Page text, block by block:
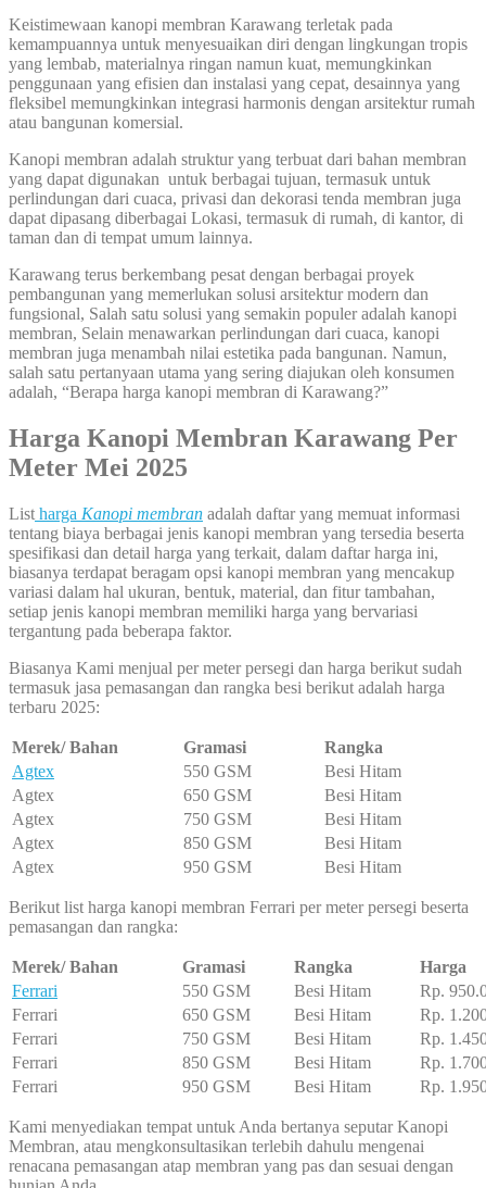
Keistimewaan kanopi membran Karawang terletak pada
kemampuannya untuk menyesuaikan diri dengan lingkungan tropis
yang lembab, materialnya ringan namun kuat, memungkinkan
penggunaan yang efisien dan instalasi yang cepat, desainnya yang
fleksibel memungkinkan integrasi harmonis dengan arsitektur rumah
atau bangunan komersial.
Kanopi membran adalah struktur yang terbuat dari bahan membran
yang dapat digunakan untuk berbagai tujuan, termasuk untuk
perlindungan dari cuaca, privasi dan dekorasi tenda membran juga
dapat dipasang diberbagai Lokasi, termasuk di rumah, di kantor, di
taman dan di tempat umum lainnya.
Karawang terus berkembang pesat dengan berbagai proyek
pembangunan yang memerlukan solusi arsitektur modern dan
fungsional, Salah satu solusi yang semakin populer adalah kanopi
membran, Selain menawarkan perlindungan dari cuaca, kanopi
membran juga menambah nilai estetika pada bangunan. Namun,
salah satu pertanyaan utama yang sering diajukan oleh konsumen
adalah, “Berapa harga kanopi membran di Karawang?”
Harga Kanopi Membran Karawang Per
Meter Mei 2025
List harga Kanopi membran adalah daftar yang memuat informasi
tentang biaya berbagai jenis kanopi membran yang tersedia beserta
spesifikasi dan detail harga yang terkait, dalam daftar harga ini,
biasanya terdapat beragam opsi kanopi membran yang mencakup
variasi dalam hal ukuran, bentuk, material, dan fitur tambahan,
setiap jenis kanopi membran memiliki harga yang bervariasi
tergantung pada beberapa faktor.
Biasanya Kami menjual per meter persegi dan harga berikut sudah
termasuk jasa pemasangan dan rangka besi berikut adalah harga
terbaru 2025:
Merek/ Bahan Gramasi
Rangka
Agtex
550 GSM
Besi Hitam
Agtex
650 GSM
Besi Hitam
Agtex
750 GSM
Besi Hitam
Agtex
850 GSM
Besi Hitam
Agtex
950 GSM Besi Hitam
Berikut list harga kanopi membran Ferrari per meter persegi beserta
pemasangan dan rangka:
Merek/ Bahan Gramasi Rangka
Harga
Ferrari
550 GSM Besi Hitam
Rp.
Ferrari
650 GSM Besi Hitam
Rp.
Ferrari
750 GSM Besi Hitam
Rp.
Ferrari
850 GSM Besi Hitam
Rp.
Ferrari
950 GSM Besi Hitam Rp.
Kami menyediakan tempat untuk Anda bertanya seputar Kanopi
Membran, atau mengkonsultasikan terlebih dahulu mengenai
renacana pemasangan atap membran yang pas dan sesuai dengan